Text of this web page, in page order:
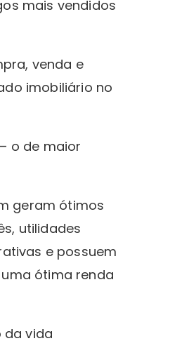
mais vendidos
venda e
imobiliário no
o de maior
geram ótimos
utilidades
e possuem
ótima renda
da vida